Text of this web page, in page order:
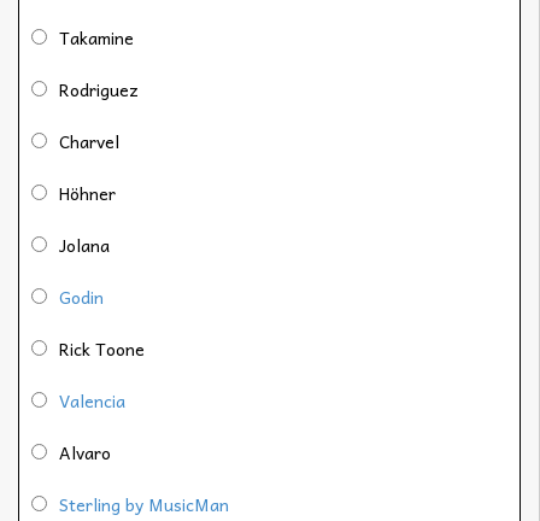
Takamine
Rodriguez
Charvel
Höhner
Jolana
Godin
Rick Toone
Valencia
Alvaro
Sterling by MusicMan